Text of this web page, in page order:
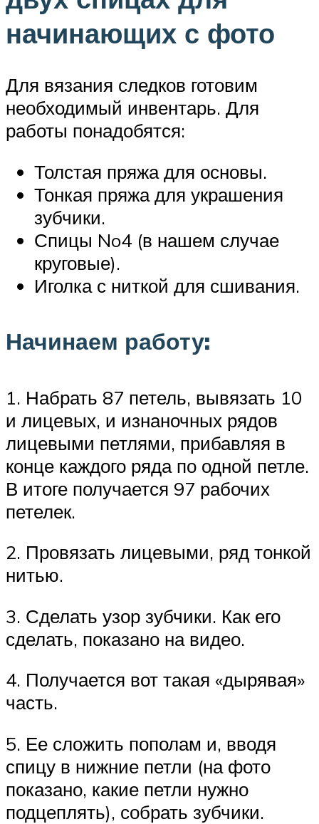
начинающих с фото
Для вязания следков готовим
необходимый инвентарь. Для
работы понадобятся:
Толстая пряжа для основы.
Тонкая пряжа для украшения
зубчики.
Спицы No4 (в нашем случае
круговые).
Иголка с ниткой для сшивания.
Начинаем работу:
1. Набрать 87 петель, вывязать 10
и лицевых, и изнаночных рядов
лицевыми петлями, прибавляя в
конце каждого ряда по одной петле.
В итоге получается 97 рабочих
петелек.
2. Провязать лицевыми, ряд тонкой
нитью.
3. Сделать узор зубчики. Как его
сделать, показано на видео.
4. Получается вот такая «дырявая»
часть.
5. Ее сложить пополам и, вводя
спицу в нижние петли (на фото
показано, какие петли нужно
подцеплять), собрать зубчики.